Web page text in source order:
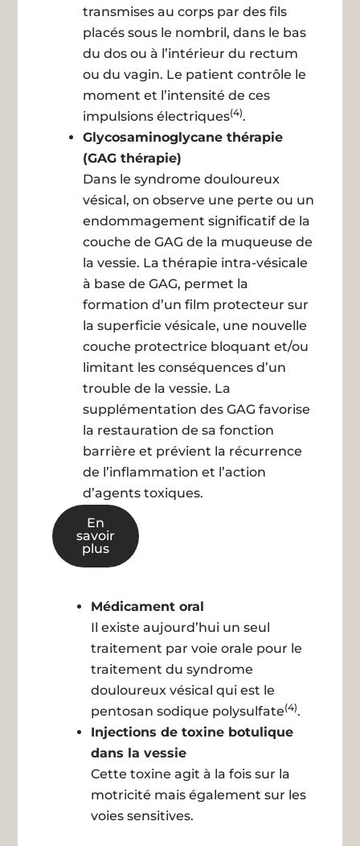
transmises au corps par des fils
placés sous le nombril, dans le bas
du dos ou à l’intérieur du rectum
ou du vagin. Le patient contrôle le
moment et l’intensité de ces
impulsions électriques(4).
Glycosaminoglycane thérapie
(GAG thérapie)
Dans le syndrome douloureux
vésical, on observe une perte ou un
endommagement significatif de la
couche de GAG de la muqueuse de
la vessie. La thérapie intra-vésicale
à base de GAG, permet la
formation d’un film protecteur sur
la superficie vésicale, une nouvelle
couche protectrice bloquant et/ou
limitant les conséquences d’un
trouble de la vessie. La
supplémentation des GAG favorise
la restauration de sa fonction
barrière et prévient la récurrence
de l’inflammation et l’action
d’agents toxiques.
En
savoir
plus
Médicament oral
Il existe aujourd’hui un seul
traitement par voie orale pour le
traitement du syndrome
douloureux vésical qui est le
pentosan sodique polysulfate(4).
Injections de toxine botulique
dans la vessie
Cette toxine agit à la fois sur la
motricité mais également sur les
voies sensitives.